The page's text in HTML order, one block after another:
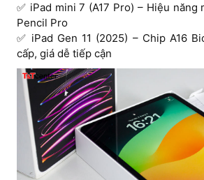
✅ iPad mini 7 (A17 Pro) – Hiệu năng
Pencil Pro
✅ iPad Gen 11 (2025) – Chip A16
cấp, giá dễ tiếp cận